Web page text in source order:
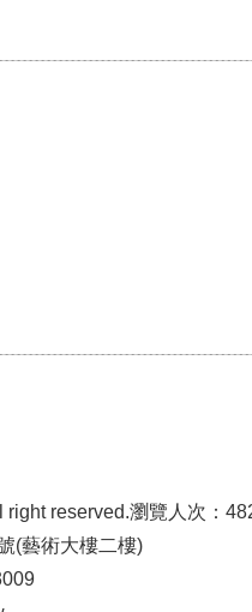
right reserved.瀏覽人次：
(藝術大樓二樓)